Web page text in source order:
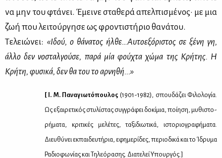
να μην του φτά­νει. Έμει­νε στα­θε­ρά απελ­πι­σμέ­νος· με μια
ζωή που λει­τούρ­γη­σε ως φρο­ντι­στή­ριο θα­νά­του.
Τε­λειώ­νει: «Ιδού, ο θά­να­τος ήλ­θε…Αυ­το­ε­ξό­ρι­στος σε ξέ­νη γη,
άλ­λο δεν νο­σταλ­γού­σε, πα­ρά μία φού­χτα χώ­μα της Κρή­της. Η
Κρή­τη, φυ­σι­κά, δεν θα του το αρ­νη­θή...»
[ Ι. Μ. Πα­να­γιω­τό­που­λος (1901-1982), σπου­δά­ζει Φι­λο­λο­γία.
Ως εξαι­ρε­τι­κός στυ­λί­στας συγ­γρά­φει δο­κί­μια, ποί­η­ση, μυ­θι­στο­
ρή­μα­τα, κρι­τι­κές με­λέ­τες, τα­ξι­διω­τι­κά, ιστο­ριο­γρα­φή­μα­τα.
Διευ­θύ­νει εκ­παι­δευ­τή­ρια, εφη­με­ρί­δες, πε­ριο­δι­κά και το Ίδρυ­μα
Ρα­διο­φω­νί­ας και Τη­λε­ό­ρα­σης. Δια­τε­λεί Υπουρ­γός.]